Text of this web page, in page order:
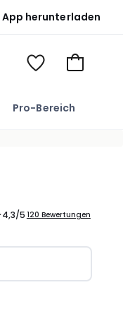
App herunterladen
Pro-Bereich
Voir
Zum
4,3/5 120 Bewertungen